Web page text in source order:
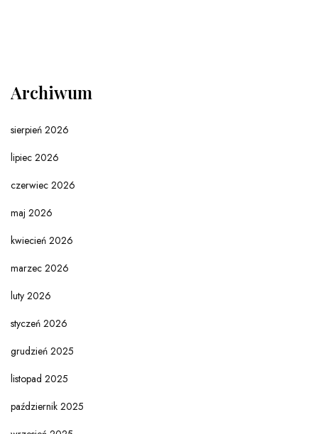
Archiwum
sierpień 2026
lipiec 2026
czerwiec 2026
maj 2026
kwiecień 2026
marzec 2026
luty 2026
styczeń 2026
grudzień 2025
listopad 2025
październik 2025